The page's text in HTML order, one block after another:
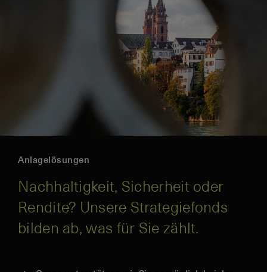
Anlagelösungen
Nachhaltigkeit, Sicherheit oder
Rendite? Unsere Strategiefonds
bilden ab, was für Sie zählt.